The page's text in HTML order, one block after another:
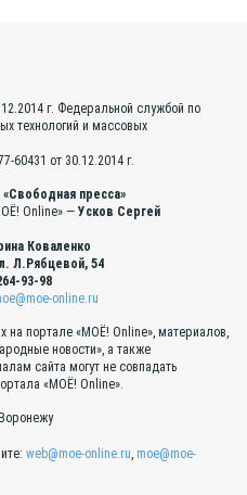
г. Федеральной службой по
технологий и массовых
60431 от 30.12.2014 г.
пресса»
Online» — Усков Сергей
Коваленко
Л.Рябцевой, 54
93-98
online.ru
на портале «МОЁ! Online», материалов,
новости», а также
сайта могут не совпадать
«МОЁ! Online».
web@moe-online.ru moe@moe-